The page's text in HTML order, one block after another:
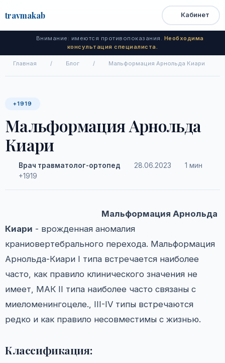
travmakab
Открыть
меню
Быстрый
доступ
Кабинет
Внимание: имеются противопоказания. Необходима
консультация специалиста.
Главная / Блог / Мальформация Арнольда Киари
+1919
Мальформация Арнольда
Киари
Врач травматолог-ортопед 28.06.2023
1 мин
+1919
Мальформация Арнольда
Киари - врожденная аномалия
краниовертебрального перехода. Мальформация
Арнольда-Киари I типа встречается наиболее
часто, как правило клинического значения не
имеет, МАК II типа наиболее часто связаны с
миеломенингоцеле., III-IV типы встречаются
редко и как правило несовместимы с жизнью.
Классификация: